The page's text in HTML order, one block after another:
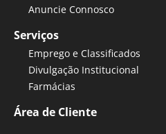
Anuncie Connosco
Serviços
Emprego e Classificados
Divulgação Institucional
Farmácias
Área de Cliente